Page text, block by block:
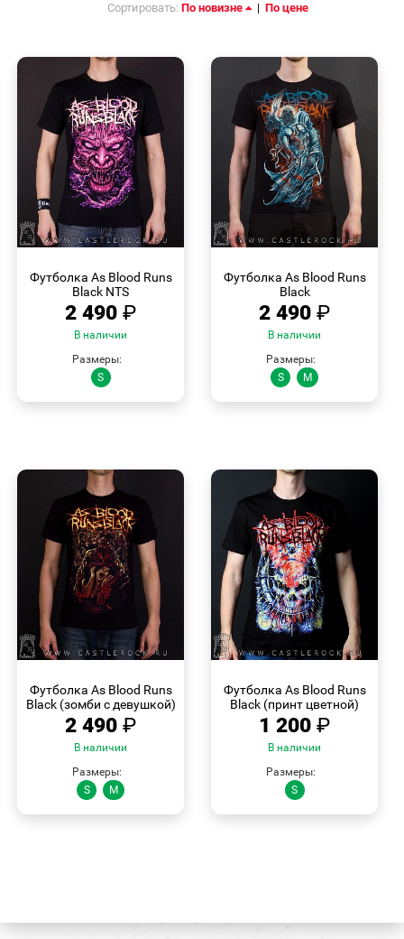
Сортировать: По новизне | По цене
Футболка As Blood Runs
Black NTS
2 490 ₽
В наличии
Размеры:
S
Футболка As Blood Runs
Black
2 490 ₽
В наличии
Размеры:
S
M
Футболка As Blood Runs
Black (зомби с девушкой)
2 490 ₽
В наличии
Размеры:
S
M
Футболка As Blood Runs
Black (принт цветной)
1 200 ₽
В наличии
Размеры:
S